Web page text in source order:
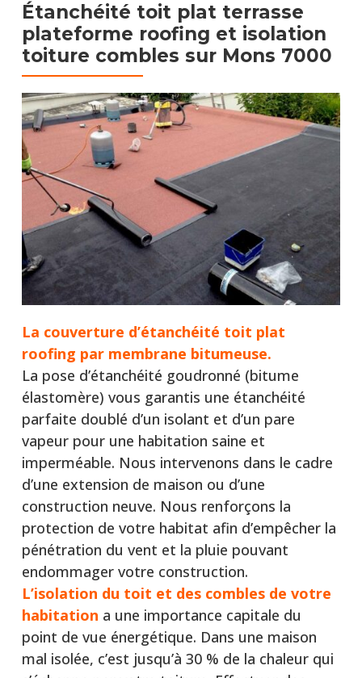
Étanchéité toit plat terrasse
plateforme roofing et isolation
toiture combles sur Mons 7000
La couverture d’étanchéité toit plat
roofing par membrane bitumeuse.
La pose d’étanchéité goudronné (bitume
élastomère) vous garantis une étanchéité
parfaite doublé d’un isolant et d’un pare
vapeur pour une habitation saine et
imperméable. Nous intervenons dans le cadre
d’une extension de maison ou d’une
construction neuve. Nous renforçons la
protection de votre habitat afin d’empêcher la
pénétration du vent et la pluie pouvant
endommager votre construction.
L’isolation du toit et des combles de votre
habitation a une importance capitale du
point de vue énergétique. Dans une maison
mal isolée, c’est jusqu’à 30 % de la chaleur qui